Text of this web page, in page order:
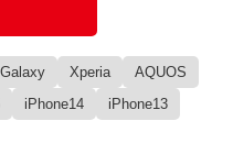
Galaxy Xperia
AQUOS
iPhone14
iPhone13